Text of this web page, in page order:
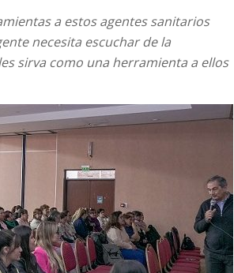
a estos agentes sanitarios
necesita escuchar de la
sirva como una herramienta a ellos